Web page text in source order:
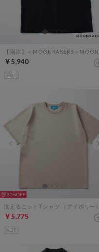
￥5,940
HOT
30%
洗えるニットTシャツ （アイボリー）
￥5,775
HOT